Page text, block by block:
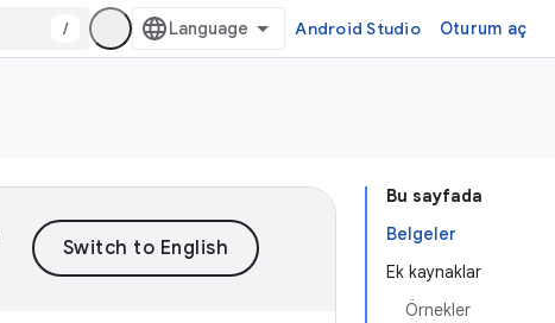
/ Android Studio Oturum aç
Bu sayfada
Belgeler
Ek kaynaklar
Örnekler